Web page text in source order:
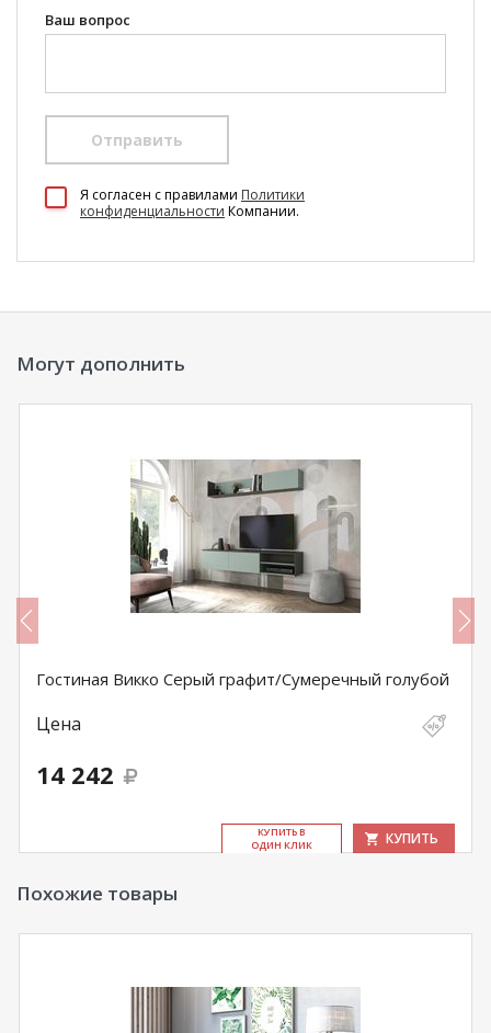
Ваш вопрос
Отправить
Я согласен c правилами Политики
конфиденциальности Компании.
Могут дополнить
Гостиная Викко Серый графит/Сумеречный голубой
Цена
14 242
КУ­ПИТЬ В
ОДИН КЛИК
КУПИТЬ
Похожие товары